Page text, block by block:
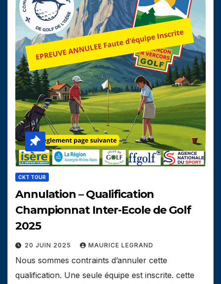
CKT TOUR
Annulation – Qualification
Championnat Inter-Ecole de Golf
2025
20 JUIN 2025 MAURICE LEGRAND
Nous sommes contraints d’annuler cette
qualification. Une seule équipe est inscrite. cette